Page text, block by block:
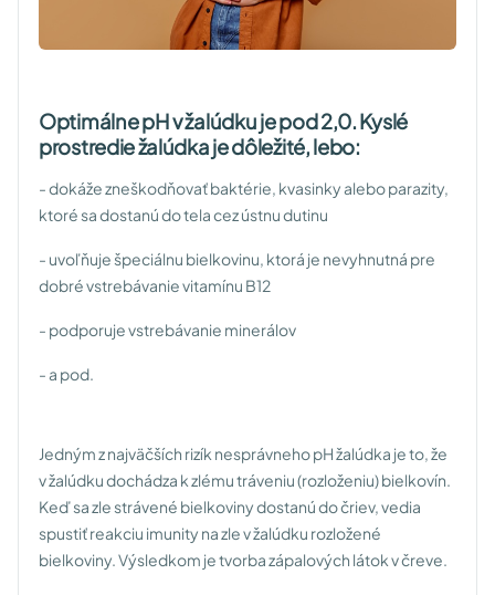
Optimálne pH v žalúdku je pod 2,0. Kyslé
prostredie žalúdka je dôležité, lebo:
- dokáže zneškodňovať baktérie, kvasinky alebo parazity,
ktoré sa dostanú do tela cez ústnu dutinu
- uvoľňuje špeciálnu bielkovinu, ktorá je nevyhnutná pre
dobré vstrebávanie vitamínu B12
- podporuje vstrebávanie minerálov
- a pod.
Jedným z najväčších rizík nesprávneho pH žalúdka je to, že
v žalúdku dochádza k zlému tráveniu (rozloženiu) bielkovín.
Keď sa zle strávené bielkoviny dostanú do čriev, vedia
spustiť reakciu imunity na zle v žalúdku rozložené
bielkoviny. Výsledkom je tvorba zápalových látok v čreve.